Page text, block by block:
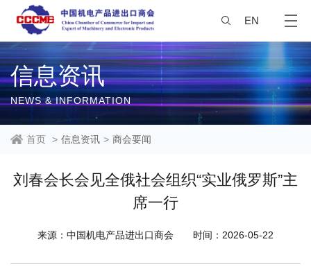
EN
信息资讯
NEWS & INFORMATION
首页 > 信息资讯 > 商会要闻
刘春会长会见全俄社会组织“实业俄罗斯”主
席一行
来源：中国机电产品进出口商会 时间：2026-05-22